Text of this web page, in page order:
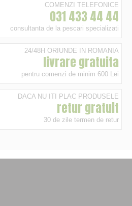
COMENZI TELEFONICE
031 433 44 44
consultanta de la pescari specializati
24/48H ORIUNDE IN ROMANIA
livrare gratuita
pentru comenzi de minim 600 Lei
DACA NU ITI PLAC PRODUSELE
retur gratuit
30 de zile termen de retur